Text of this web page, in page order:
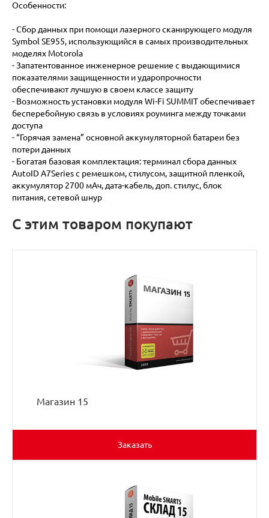
Особенности:
- Cбор данных при помощи лазерного сканирующего модуля
Symbol SE955, использующийся в самых производительных
моделях Motorola
- Запатентованное инженерное решение с выдающимися
показателями защищенности и ударопрочности
обеспечивают лучшую в своем классе защиту
- Возможность установки модуля Wi-Fi SUMMIT обеспечивает
бесперебойную связь в условиях роуминга между точками
доступа
- “Горячая замена” основной аккумуляторной батареи без
потери данных
- Богатая базовая комплектация: терминал сбора данных
AutoID A7Series с ремешком, стилусом, защитной пленкой,
аккумулятор 2700 мАч, дата-кабель, доп. стилус, блок
питания, сетевой шнур
С этим товаром покупают
Магазин 15
Заказать